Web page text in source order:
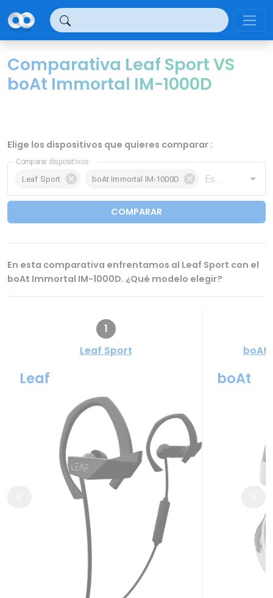
Comparativa Leaf Sport VS
boAt Immortal IM-1000D
Elige los dispositivos que quieres comparar :
Comparar dispositivos
Leaf Sport boAt Immortal IM-1000D
COMPARAR
En esta comparativa enfrentamos al Leaf Sport con el
boAt Immortal IM-1000D. ¿Qué modelo elegir?
1
Leaf Sport
Leaf
boAt
boAt
Panel de gestión de cookies